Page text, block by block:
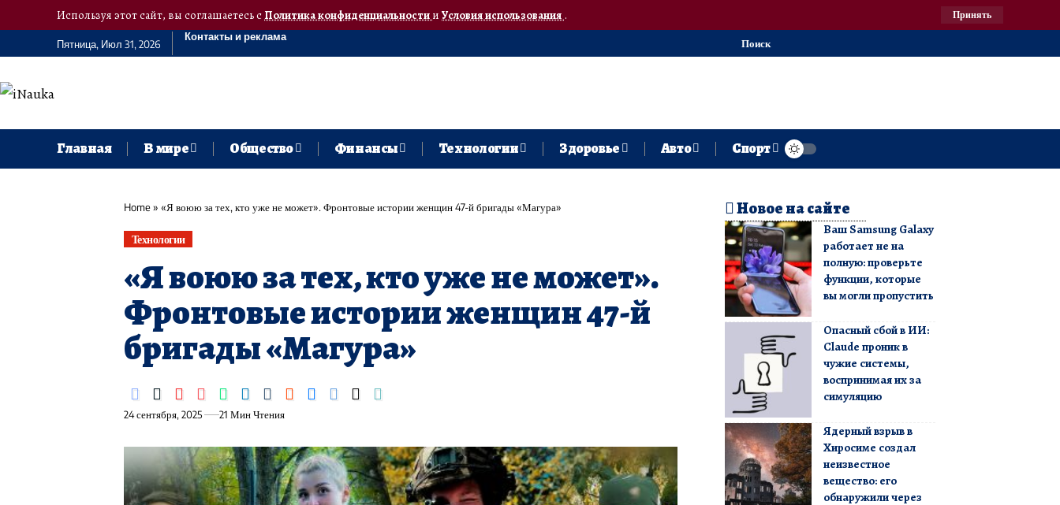
Используя этот сайт, вы соглашаетесь сПолитика конфиденциальностии Условия использования. Принять
Пятница, Июл 31, 2026
Контакты и реклама
Поиск
Главная В мире Общество Финансы Технологии Здоровье Авто Спорт
Home» «Я воюю за тех, кто уже не может». Фронтовые истории женщин 47-й бригады «Магура»
Технологии
«Я воюю за тех, кто уже не может».
Фронтовые истории женщин 47-й
бригады «Магура»
24 сентября, 2025 21 Мин Чтения
Новое на сайте
Ваш Samsung Galaxy
работает не на
полную: проверьте
функции, которые
вы могли пропустить
Опасный сбой в ИИ:
Claude проник в
чужие системы,
воспринимая их за
симуляцию
Ядерный взрыв в
Хиросиме создал
неизвестное
вещество: его
обнаружили через